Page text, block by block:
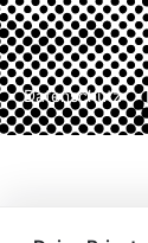
Datenschutz